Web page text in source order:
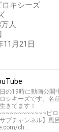
ロキシーズ
人
11月21日
の19時に動画公開
シキーズです。名
きてます！
ピロ
ブチャンネル】風
ch...